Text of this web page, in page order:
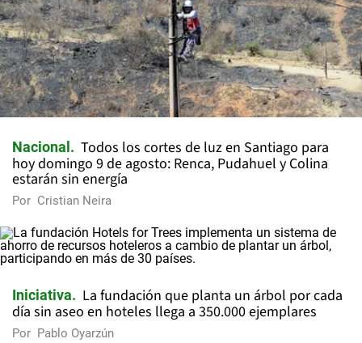
Nacional
Todos los cortes de luz en Santiago para
hoy domingo 9 de agosto: Renca, Pudahuel y Colina
estarán sin energía
Por Cristian Neira
Iniciativa
La fundación que planta un árbol por cada
día sin aseo en hoteles llega a 350.000 ejemplares
Por Pablo Oyarzún